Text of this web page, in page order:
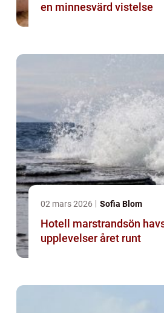
en minnesvärd vistelse
02 mars 2026 Sofia Blom
Hotell marstrandsön havsnära
upplevelser året runt